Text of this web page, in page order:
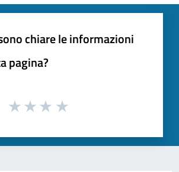
chiare le informazioni
pagina?